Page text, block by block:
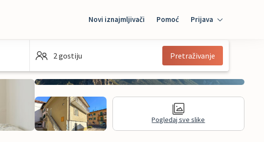
Novi iznajmljivači Pomoć Prijava
Mybooking
2 gostiju Pretraživanje
Pogledaj sve slike